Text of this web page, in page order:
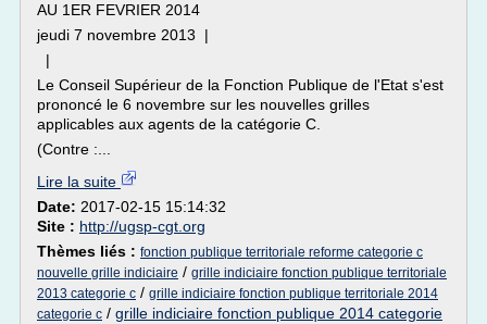
AU 1ER FEVRIER 2014
jeudi 7 novembre 2013 |
|
Le Conseil Supérieur de la Fonction Publique de l'Etat s'est
prononcé le 6 novembre sur les nouvelles grilles
applicables aux agents de la catégorie C.
(Contre :...
Lire la suite
Date: 2017-02-15 15:14:32
Site : http://ugsp-cgt.org
Thèmes liés : fonction publique territoriale reforme categorie c
nouvelle grille indiciaire / grille indiciaire fonction publique territoriale
2013 categorie c / grille indiciaire fonction publique territoriale 2014
categorie c / grille indiciaire fonction publique 2014 categorie